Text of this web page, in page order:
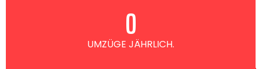
UMZÜGE JÄHRLICH.
0